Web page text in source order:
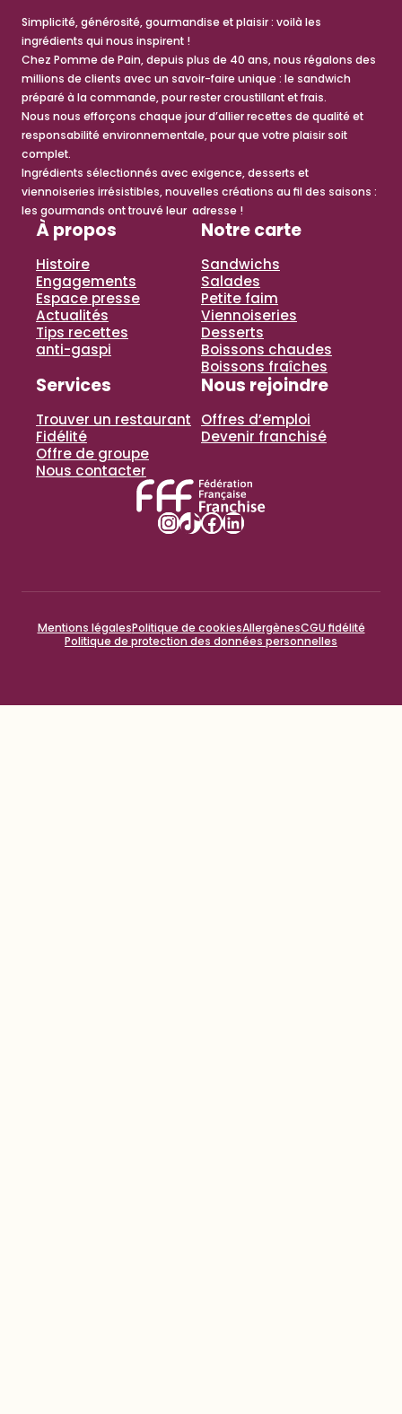
Simplicité, générosité, gourmandise et plaisir : voilà les
ingrédients qui nous inspirent !
Chez Pomme de Pain, depuis plus de 40 ans, nous régalons des
millions de clients avec un savoir-faire unique : le sandwich
préparé à la commande, pour rester croustillant et frais.
Nous nous efforçons chaque jour d’allier recettes de qualité et
responsabilité environnementale, pour que votre plaisir soit
complet.
Ingrédients sélectionnés avec exigence, desserts et
viennoiseries irrésistibles, nouvelles créations au fil des saisons :
les gourmands ont trouvé leur adresse !
À propos
Histoire
Engagements
Espace presse
Actualités
Tips recettes
anti-gaspi
Notre carte
Sandwichs
Salades
Petite faim
Viennoiseries
Desserts
Boissons chaudes
Boissons fraîches
Services
Trouver un restaurant
Fidélité
Offre de groupe
Nous contacter
Nous rejoindre
Offres d’emploi
Devenir franchisé
Instagram
TikTok
Facebook
LinkedIn
Mentions légalesPolitique de cookiesAllergènesCGU fidélité
Politique de protection des données personnelles